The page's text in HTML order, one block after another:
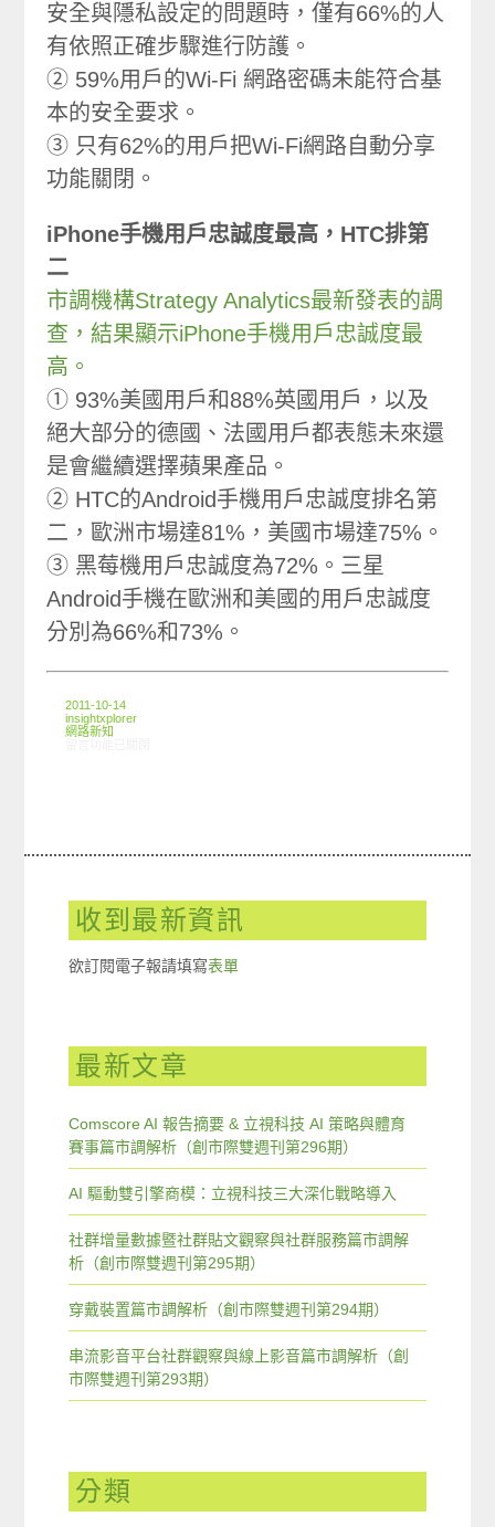
安全與隱私設定的問題時，僅有66%的人
有依照正確步驟進行防護。
② 59%用戶的Wi-Fi 網路密碼未能符合基
本的安全要求。
③ 只有62%的用戶把Wi-Fi網路自動分享
功能關閉。
iPhone手機用戶忠誠度最高，HTC排第
二
市調機構Strategy Analytics最新發表的調
查，結果顯示iPhone手機用戶忠誠度最
高。
① 93%美國用戶和88%英國用戶，以及
絕大部分的德國、法國用戶都表態未來還
是會繼續選擇蘋果產品。
② HTC的Android手機用戶忠誠度排名第
二，歐洲市場達81%，美國市場達75%。
③ 黑莓機用戶忠誠度為72%。三星
Android手機在歐洲和美國的用戶忠誠度
分別為66%和73%。
2011-10-14
insightxplorer
網路新知
收到最新資訊
欲訂閱電子報請填寫表單
最新文章
Comscore AI 報告摘要 & 立視科技 AI 策略與體育
賽事篇市調解析（創市際雙週刊第296期）
AI 驅動雙引擎商模：立視科技三大深化戰略導入
社群增量數據暨社群貼文觀察與社群服務篇市調解
析（創市際雙週刊第295期）
穿戴裝置篇市調解析（創市際雙週刊第294期）
串流影音平台社群觀察與線上影音篇市調解析（創
市際雙週刊第293期）
分類